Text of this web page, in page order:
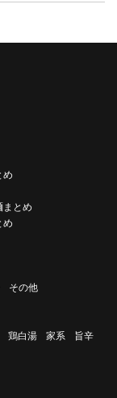
め
まとめ
め
その他
鶏白湯 家系
旨辛